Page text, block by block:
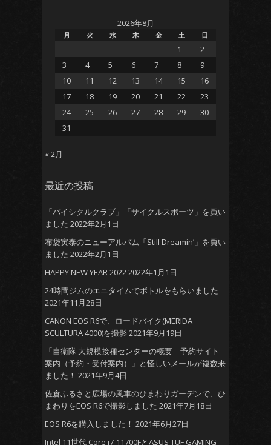
2026年8月
月 火 水 木 金 土 日
1
2
3
4 5 6 7 8
9
10
11 12 13 14 15
16
17
18 19 20 21 22
23
24
25 26 27 28 29
30
31
« 2月
最近の投稿
「バイシクルクラブ」「サイクルスポーツ」を買い
ました 2022年2月1日
布袋寅泰のニューアルバム「Still Dreamin’」を買い
ました 2022年2月1日
HAPPY NEW YEAR 20222022年1月1日
24時間ジムのエニタイムでボトルをもらいました
2021年11月28日
CANON EOS R6で、ロードバイク(MERIDA
SCULTURA 4000)を撮影 2021年9月19日
「自衛隊 大規模接種センターの概要 予約サイト
案内（予約・受付案内）」と怪しいメールが複数来
ました！ 2021年9月4日
佐倉ふるさと広場の風車のひまわりガーデンで、ひ
まわりをEOS R6で撮影しました 2021年7月18日
EOS R6を購入しました！ 2021年6月27日
Intel 11世代 Core i7-11700FとASUS TUF GAMING